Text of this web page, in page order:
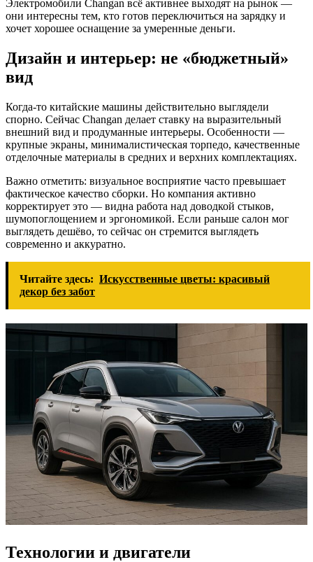
Электромобили Changan всё активнее выходят на рынок —
они интересны тем, кто готов переключиться на зарядку и
хочет хорошее оснащение за умеренные деньги.
Дизайн и интерьер: не «бюджетный»
вид
Когда-то китайские машины действительно выглядели
спорно. Сейчас Changan делает ставку на выразительный
внешний вид и продуманные интерьеры. Особенности —
крупные экраны, минималистическая торпедо, качественные
отделочные материалы в средних и верхних комплектациях.
Важно отметить: визуальное восприятие часто превышает
фактическое качество сборки. Но компания активно
корректирует это — видна работа над доводкой стыков,
шумопоглощением и эргономикой. Если раньше салон мог
выглядеть дешёво, то сейчас он стремится выглядеть
современно и аккуратно.
Читайте здесь: Искусственные цветы: красивый
декор без забот
Технологии и двигатели